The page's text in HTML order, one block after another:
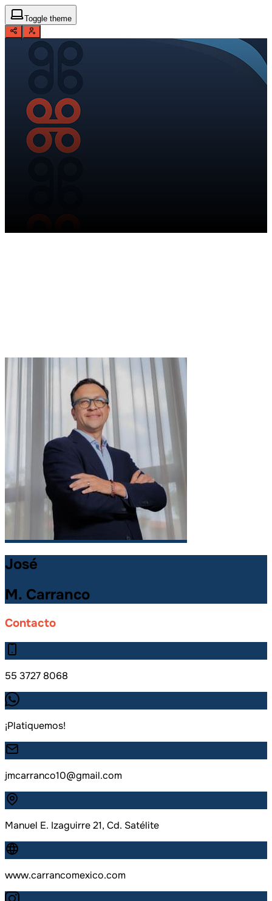
Toggle theme
José
M. Carranco
Contacto
55 3727 8068
¡Platiquemos!
jmcarranco10@gmail.com
Manuel E. Izaguirre 21, Cd. Satélite
www.carrancomexico.com